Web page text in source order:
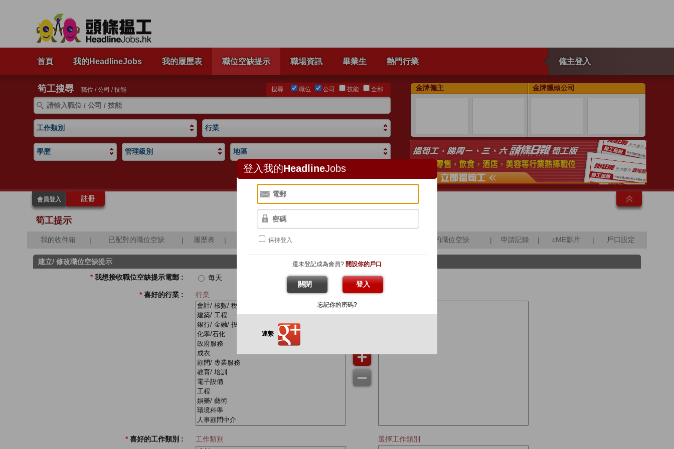
首頁 我的HeadlineJobs 我的履歷表 職位空缺提示 職場資訊 畢業生 僱主登入
熱門行業
筍工搜尋 職位 / 公司 / 技能 搜尋 職位 公司 技能 全部
工作類別 行業
學歷 管理級別 地區
金牌僱主 金牌獵頭公司
會員登入 註冊
筍工提示
我的收件箱 | 已配對的職位空缺 | 履歷表 | 簡介信 | 僱主要求 已儲存的職位空缺 | 申請記錄 | cME影片 | 戶口設定
建立/ 修改職位空缺提示
*我想接收職位空缺提示電郵 : 每天 現在不需要
*喜好的行業 : 行業 選擇工作行業
*喜好的工作類別 : 工作類別 選擇工作類別
登入我的HeadlineJobs
保持登入
還未登記成為會員? 開設你的戶口
關閉
忘記你的密碼?
連繫